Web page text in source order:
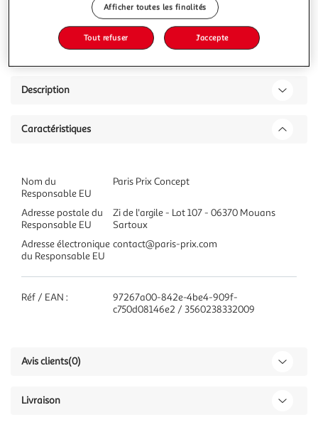
Ajouter à une liste
Description
Caractéristiques
Nom du
Responsable EU
Paris Prix Concept
Adresse postale du
Responsable EU
Zi de l'argile - Lot 107 - 06370 Mouans
Sartoux
Adresse électronique
du Responsable EU
contact@paris-prix.com
Réf / EAN :
97267a00-842e-4be4-909f-
c750d08146e2 / 3560238332009
Avis clients(0)
Livraison
Afficher toutes les finalités
Tout refuser J'accepte